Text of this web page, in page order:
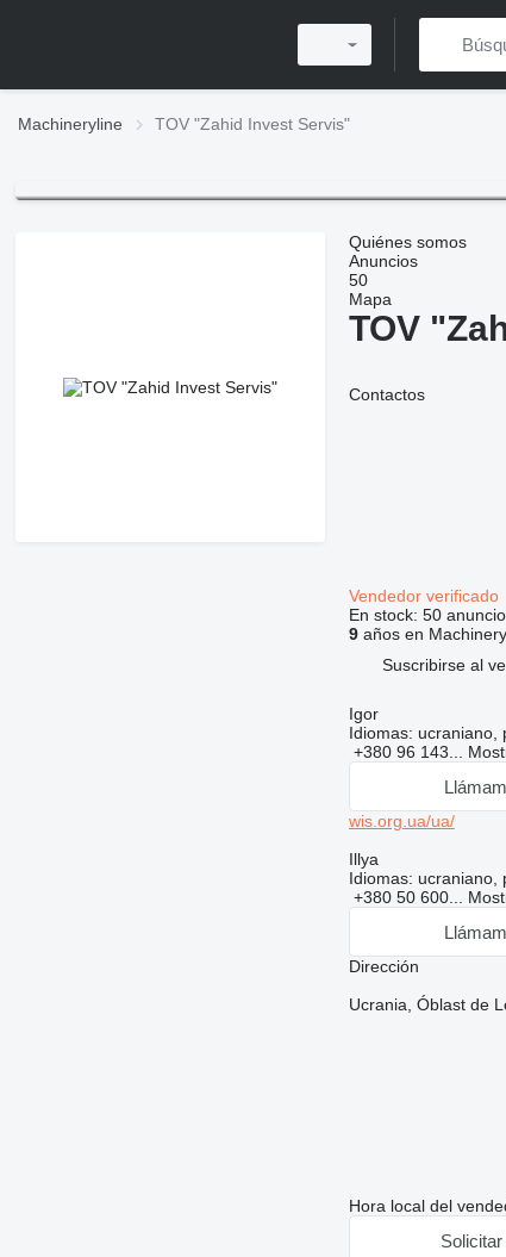
Machineryline TOV "Zahid Invest Servis"
Quiénes somos
Anuncios
50
Mapa
TOV
Contactos
Vendedor verificado
En stock: 50
9años en
Suscribirse al
Igor
Idiomas: ucraniano,
+380 96 143...
wis.org.ua/ua/
Illya
Idiomas: ucraniano,
+380 50 600...
Dirección
Ucrania, Óblast de
Hora local del